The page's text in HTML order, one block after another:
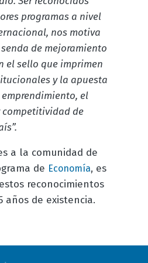
programas a nivel
nos motiva
de mejoramiento
el sello que imprimen
y la apuesta
el
de
a la comunidad de
de Economía, es
reconocimientos
años de existencia.